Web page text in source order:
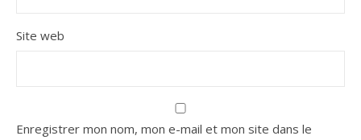
Site web
Enregistrer mon nom, mon e-mail et mon site dans le